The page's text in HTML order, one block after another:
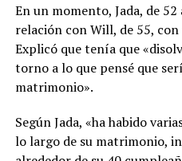
En un momento, Jada, de
relación con Will, de 55, con
Explicó que tenía que
torno a lo que pensé que
matrimonio».
Según Jada, «ha habido
lo largo de su matrimonio,